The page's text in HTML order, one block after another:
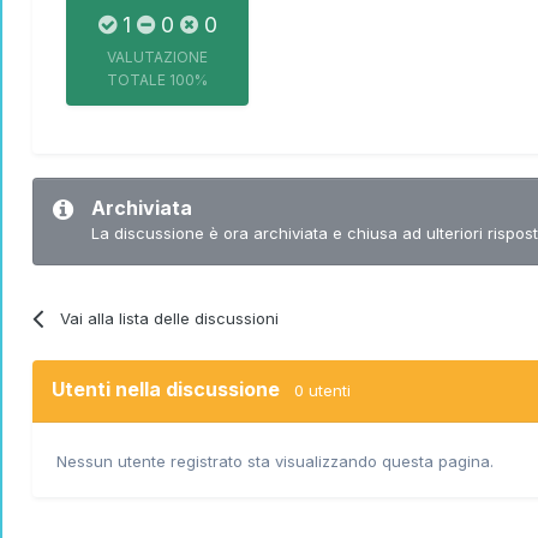
1 0 0
VALUTAZIONE
TOTALE 100%
Archiviata
La discussione è ora archiviata e chiusa ad ulteriori
Vai alla lista delle discussioni
Utenti nella discussione 0 utenti
Nessun utente registrato sta visualizzando questa pagina.